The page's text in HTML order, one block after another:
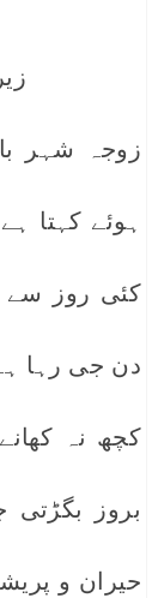
زیر نظر
زوجہ شہر
ہوئے کہتا
کئی روز سے
دن جی رہا
کچھ نہ
بروز
حیران و